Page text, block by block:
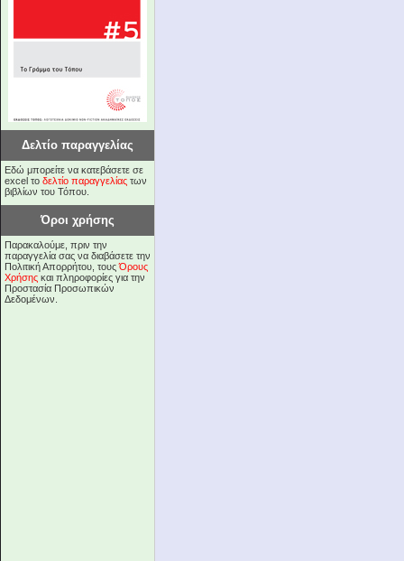
Δελτίο παραγγελίας
Εδώ μπορείτε να κατεβάσετε σε
excel το δελτίο παραγγελίας των
βιβλίων του Τόπου.
Όροι χρήσης
Παρακαλούμε, πριν την
παραγγελία σας να διαβάσετε την
Πολιτική Απορρήτου, τουςΌρους
Χρήσης και πληροφορίες για την
Προστασία Προσωπικών
Δεδομένων.